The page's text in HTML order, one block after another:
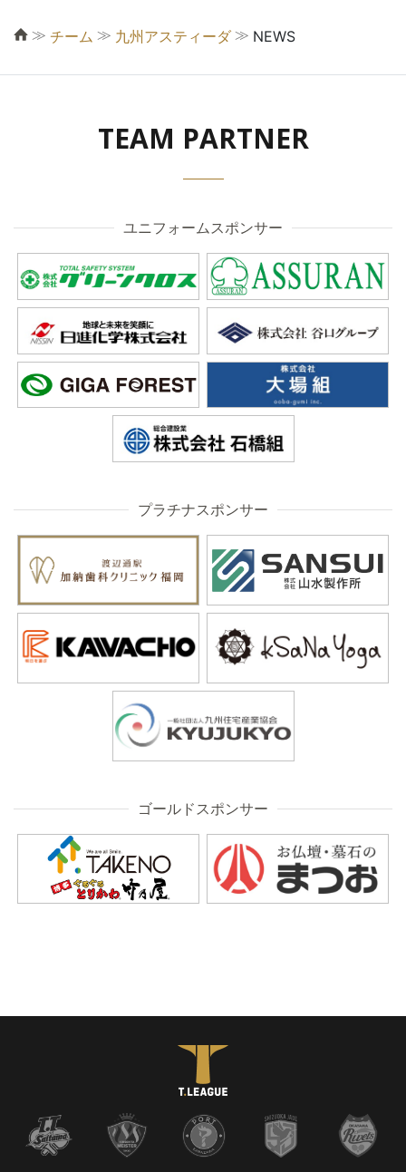
≫ チーム ≫ 九州アスティーダ ≫ NEWS
TEAM PARTNER
ユニフォームスポンサー
プラチナスポンサー
ゴールドスポンサー